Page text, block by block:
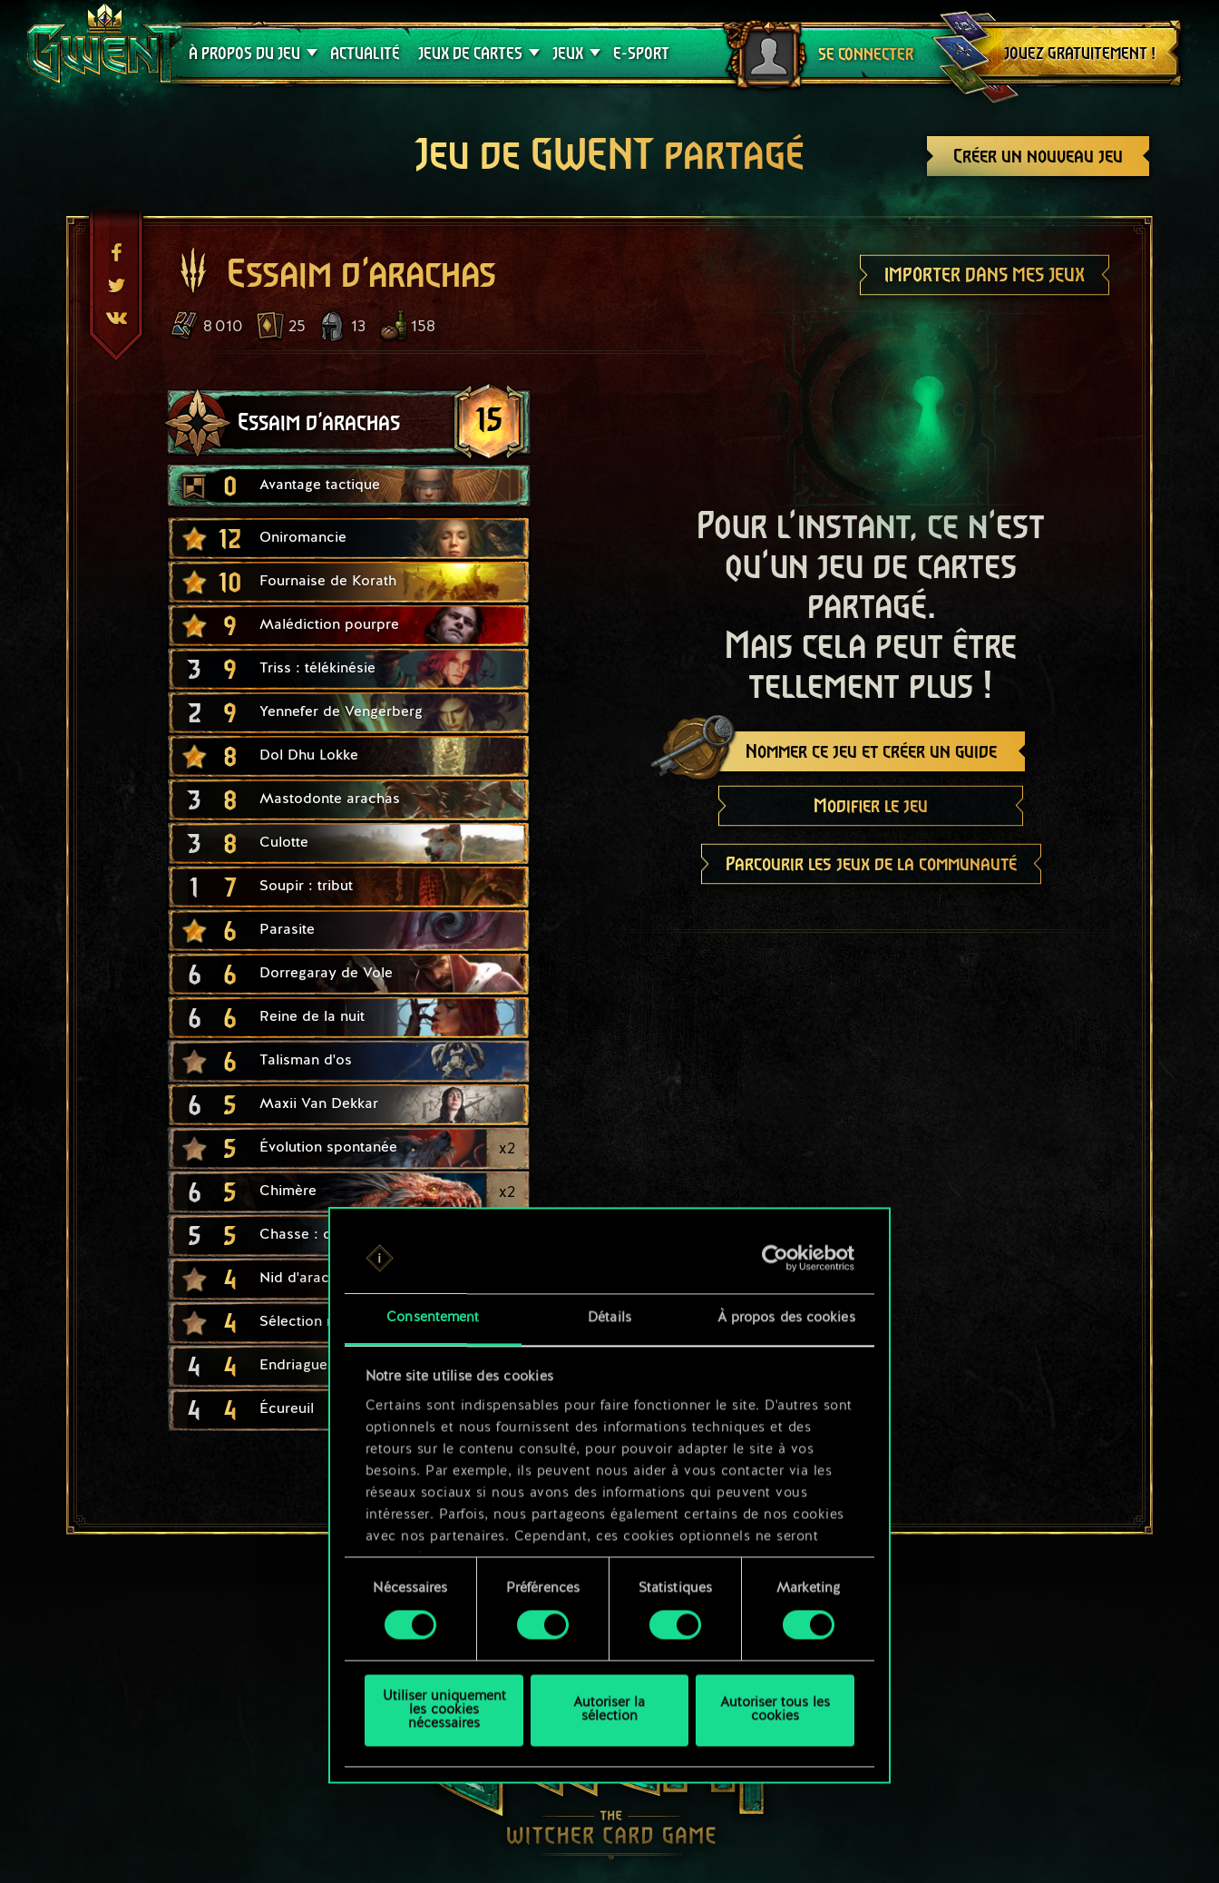
Consentement Détails À propos des cookies
Notre site utilise des cookies
Certains sont indispensables pour faire fonctionner le site. D'autres sont
optionnels et nous fournissent des informations techniques et des
retours sur le contenu consulté, pour pouvoir adapter le site à vos
besoins. Par exemple, ils peuvent nous aider à vous contacter via les
réseaux sociaux si nous avons des informations qui peuvent vous
intéresser. Parfois, nous partageons également certains de nos cookies
avec nos partenaires. Cependant, ces cookies optionnels ne seront
appliqués qu'avec votre permission.
et modifier vos préférences dans le menu "Paramètres" ci-dessous.
consentement
Nécessaires Préférences Statistiques Marketing
Utiliser uniquement
les cookies
nécessaires
Autoriser la
sélection
Autoriser tous les
cookies
À PROPOS DU JEU
Assistance
ACTUALITÉ JEUX DE CARTES
Crimson Curse
JEUX
Guides de jeux
E-SPORT SE CONNECTER
Se déconnecter
JOUEZ GRATUITEMENT !
Créer un nouveau jeu
Jeu de GWENT partagé
Essaim d'arachas IMPORTER DANS MES JEUX
8 010 25 13 158
Essaim d'arachas 15
0 Avantage tactique
12 Oniromancie
10 Fournaise de Korath
9 Malédiction pourpre
3 9 Triss : télékinésie
2 9 Yennefer de Vengerberg
8 Dol Dhu Lokke
3 8 Mastodonte arachas
3 8 Culotte
1 7 Soupir : tribut
6 Parasite
6 6 Dorregaray de Vole
6 6 Reine de la nuit
6 Talisman d'os
6 5 Maxii Van Dekkar
5 Évolution spontanée x2
6 5 Chimère x2
5 5 Chasse : cogneur
4 Nid d'arachas
4 Sélection naturelle
4 4 Endriague guerrière
4 4 Écureuil
Pour l'instant, ce n'est
qu'un jeu de cartes
partagé.
Mais cela peut être
tellement plus !
Nommer ce jeu et créer un guide
Modifier le jeu
Parcourir les jeux de la communauté